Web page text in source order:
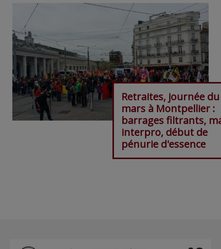
Retraites, journée du
mars à Montpellier :
barrages filtrants,
interpro, début de
pénurie d'essence